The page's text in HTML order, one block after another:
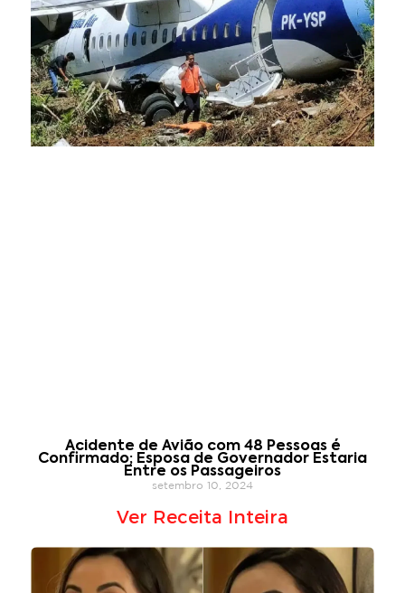
Acidente de Avião com 48 Pessoas é
Confirmado; Esposa de Governador Estaria
Entre os Passageiros
setembro 10, 2024
Ver Receita Inteira